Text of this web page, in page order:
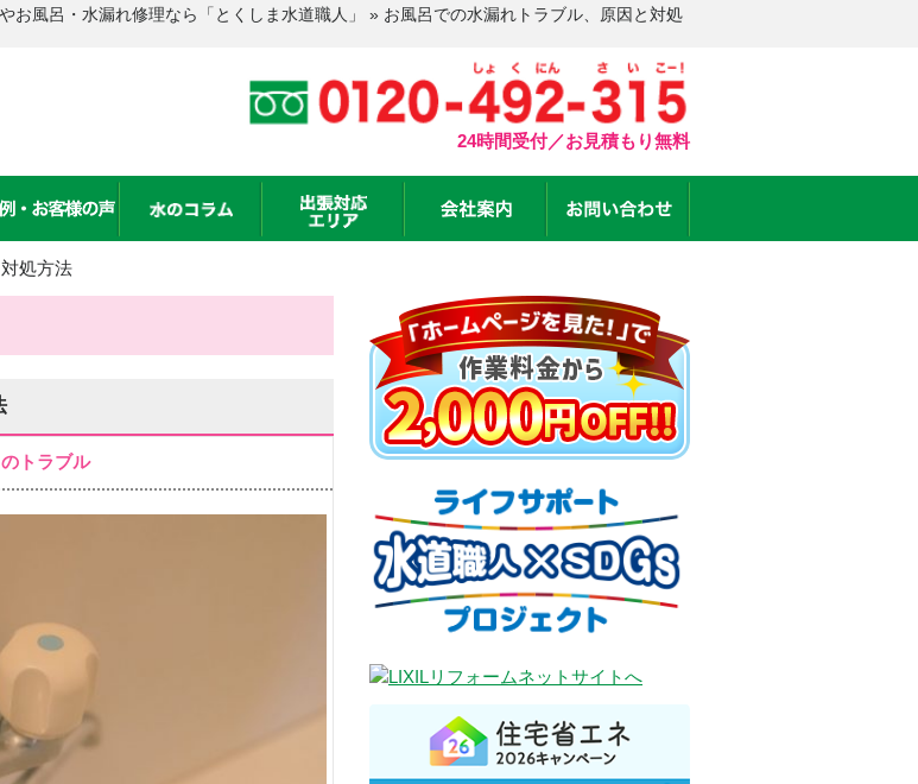
お風呂・水漏れ修理なら「とくしま水道職人」 » お風呂での水漏れトラブル、原因と対処
24時間受付／お見積もり無料
処方法
トラブル